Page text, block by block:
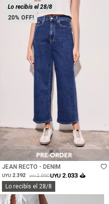
20
Lo recibís el 28/8
Talle
JEAN RECTO - DENIM
UYU 2.392 UYU 2.990UYU 2.033
Lo recibís el 28/8